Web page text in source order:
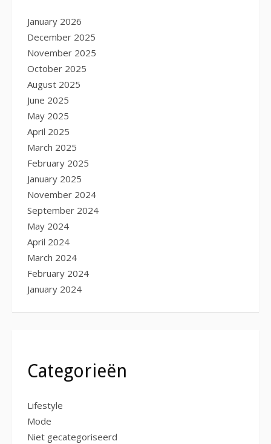
January 2026
December 2025
November 2025
October 2025
August 2025
June 2025
May 2025
April 2025
March 2025
February 2025
January 2025
November 2024
September 2024
May 2024
April 2024
March 2024
February 2024
January 2024
Categorieën
Lifestyle
Mode
Niet gecategoriseerd